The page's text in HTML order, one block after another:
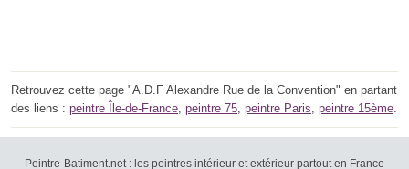
Retrouvez cette page "A.D.F Alexandre Rue de la Convention" en partant
des liens : peintre Île-de-France, peintre 75, peintre Paris, peintre 15ème.
Peintre-Batiment.net : les peintres intérieur et extérieur partout en France